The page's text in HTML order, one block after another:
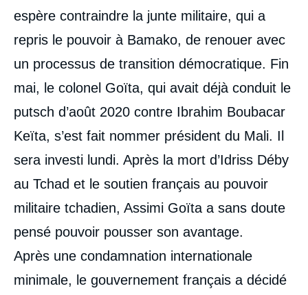
espère contraindre la junte militaire, qui a
repris le pouvoir à Bamako, de renouer avec
un processus de transition démocratique. Fin
mai, le colonel Goïta, qui avait déjà conduit le
putsch d’août 2020 contre Ibrahim Boubacar
Keïta, s’est fait nommer président du Mali. Il
sera investi lundi. Après la mort d’Idriss Déby
au Tchad et le soutien français au pouvoir
militaire tchadien, Assimi Goïta a sans doute
pensé pouvoir pousser son avantage.
Après une condamnation internationale
minimale, le gouvernement français a décidé